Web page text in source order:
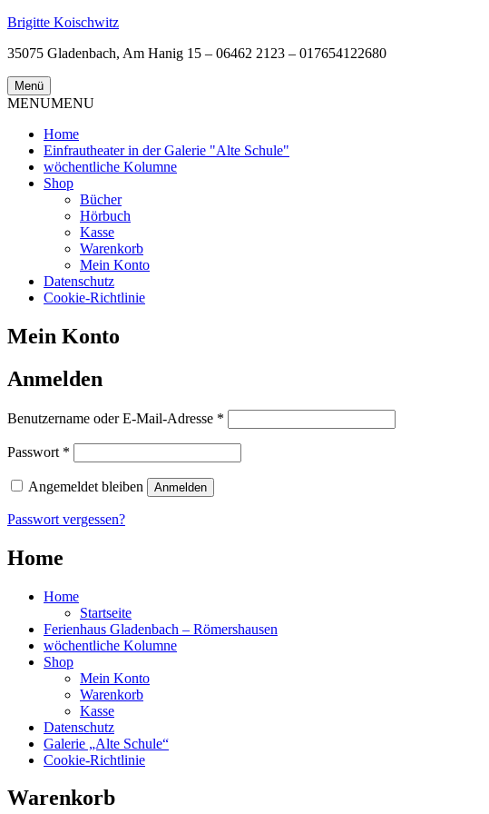
Zum
springen
Brigitte Koischwitz
35075 Gladenbach, Am Hanig 15 – 06462 2123 – 017654122680
Menü
MENUMENU
Home
Einfrautheater in der Galerie "Alte Schule"
wöchentliche Kolumne
Shop
Bücher
Hörbuch
Kasse
Warenkorb
Mein Konto
Datenschutz
Cookie-Richtlinie
Mein Konto
Anmelden
Benutzername oder E-Mail-Adresse *
Passwort *
Angemeldet bleiben Anmelden
Passwort vergessen?
Home
Home
Startseite
Ferienhaus Gladenbach – Römershausen
wöchentliche Kolumne
Shop
Mein Konto
Warenkorb
Kasse
Datenschutz
Galerie „Alte Schule“
Cookie-Richtlinie
Warenkorb